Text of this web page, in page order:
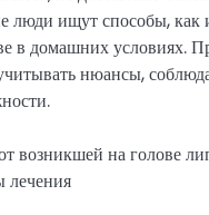
ищут способы, как
в домашних условиях.
нюансы,